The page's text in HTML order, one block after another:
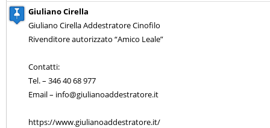
Giuliano Cirella
Giuliano Cirella Addestratore Cinofilo
Rivenditore autorizzato “Amico Leale”
Contatti:
Tel. – 346 40 68 977
Email – info@giulianoaddestratore.it
https://www.giulianoaddestratore.it/